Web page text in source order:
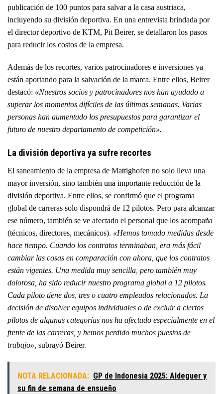
publicación de 100 puntos para salvar a la casa austriaca,
incluyendo su división deportiva. En una entrevista brindada por
el director deportivo de KTM, Pit Beirer, se detallaron los pasos
para reducir los costos de la empresa.
Además de los recortes, varios patrocinadores e inversiones ya
están aportando para la salvación de la marca. Entre ellos, Beirer
destacó: «Nuestros socios y patrocinadores nos han ayudado a
superar los momentos difíciles de las últimas semanas. Varias
personas han aumentado los presupuestos para garantizar el
futuro de nuestro departamento de competición».
La división deportiva ya sufre recortes
El saneamiento de la empresa de Mattighofen no solo lleva una
mayor inversión, sino también una importante reducción de la
división deportiva. Entre ellos, se confirmó que el programa
global de carreras solo dispondrá de 12 pilotos. Pero para alcanzar
ese número, también se ve afectado el personal que los acompaña
(técnicos, directores, mecánicos). «Hemos tomado medidas desde
hace tiempo. Cuando los contratos terminaban, era más fácil
cambiar las cosas en comparación con ahora, que los contratos
están vigentes. Una medida muy sencilla, pero también muy
dolorosa, ha sido reducir nuestro programa global a 12 pilotos.
Cada piloto tiene dos, tres o cuatro empleados relacionados. La
decisión de disolver equipos individuales o de excluir a ciertos
pilotos de algunas categorías nos ha afectado especialmente en el
frente de las carreras, y hemos perdido muchos puestos de
trabajo», subrayó Beirer.
NOTA RELACIONADA: GP de Indonesia 2025: Aldeguer y
su fin de semana de ensueño